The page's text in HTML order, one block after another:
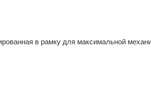
в рамку для максимальной